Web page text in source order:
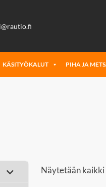
KÄSITYÖKALUT PIHA JA
Näytetään kaikki